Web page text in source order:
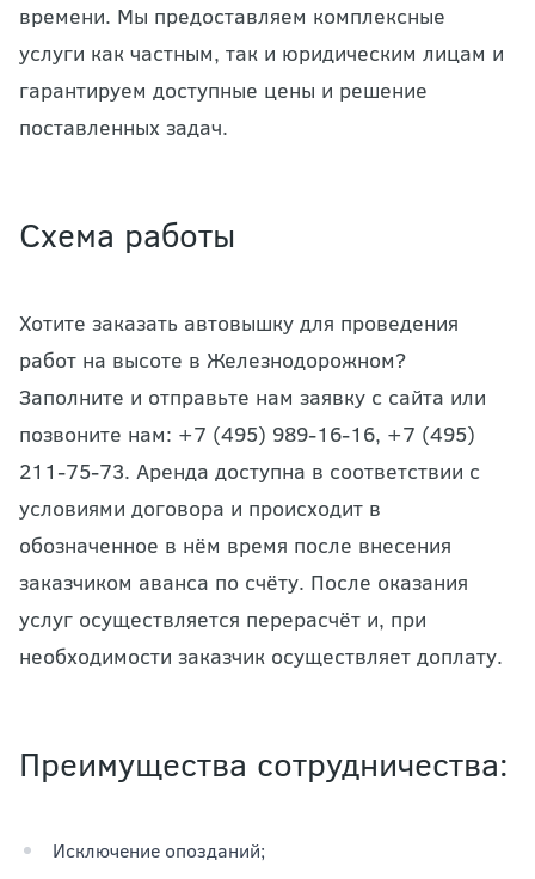
времени. Мы предоставляем комплексные
услуги как частным, так и юридическим лицам и
гарантируем доступные цены и решение
поставленных задач.
Схема работы
Хотите заказать автовышку для проведения
работ на высоте в Железнодорожном?
Заполните и отправьте нам заявку с сайта или
позвоните нам: +7 (495) 989-16-16, +7 (495)
211-75-73. Аренда доступна в соответствии с
условиями договора и происходит в
обозначенное в нём время после внесения
заказчиком аванса по счёту. После оказания
услуг осуществляется перерасчёт и, при
необходимости заказчик осуществляет доплату.
Преимущества сотрудничества:
Исключение опозданий;